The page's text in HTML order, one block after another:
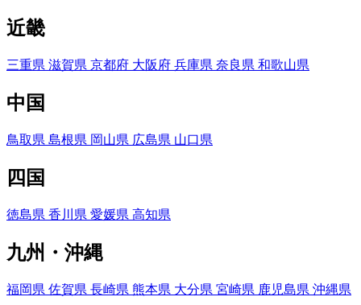
近畿
三重県 滋賀県 京都府 大阪府 兵庫県 奈良県 和歌山県
中国
鳥取県 島根県 岡山県 広島県 山口県
四国
徳島県 香川県 愛媛県 高知県
九州・沖縄
福岡県 佐賀県 長崎県 熊本県 大分県 宮崎県 鹿児島県 沖縄県